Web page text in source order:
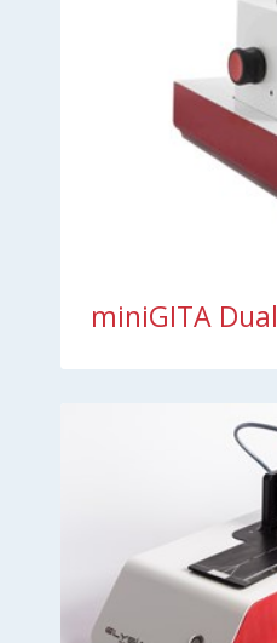
miniGITA Dual